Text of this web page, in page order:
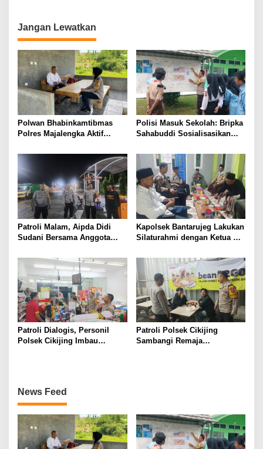
Cikijing Cek Ketahanan
Pangan
Jangan Lewatkan
Polwan Bhabinkamtibmas
Polres Majalengka Aktif
Sinergi dan Kepercayaan
Polisi Masuk Sekolah: Bripka
Sahabuddi Sosialisasikan
Maja Majalengka”
Patroli Malam, Aipda Didi
Sudani Bersama Anggota
Tingkatkan Pengamanan di
Obyek Vital dan Pemukiman
Warga
Kapolsek Bantarujeg Lakukan
Silaturahmi dengan Ketua NU
Perkuat Sinergi Antara Polri
Dan Ulama
Patroli Dialogis, Personil
Polsek Cikijing Imbau
Patroli Polsek Cikijing
Sambangi Remaja
News Feed